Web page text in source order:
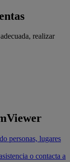
realizar
personas, lugares
o contacta a